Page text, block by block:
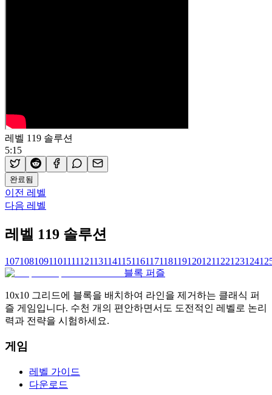
레벨 119 솔루션
5:15
완료됨
이전 레벨
다음 레벨
레벨 119 솔루션
107108109110111112113114115116117118119120121122123124
블록 퍼즐
10x10 그리드에 블록을 배치하여 라인을 제거하는 클래식 퍼
즐 게임입니다. 수천 개의 편안하면서도 도전적인 레벨로 논리
력과 전략을 시험하세요.
게임
레벨 가이드
다운로드